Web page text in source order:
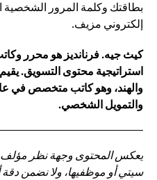
بطاقتك وكلمة المرور
إلكتروني مزيف.
كيث جيه. فرنانديز هو محرر
استراتيجية محتوى التسويق.
والهند، وهو كاتب متخصص في
والتمويل الشخصي.
يعكس المحتوى وجهة نظر مؤلف
سيتي أو موظفيها، ولا نضمن دقة